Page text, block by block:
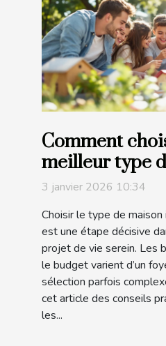
Comment
meilleur type
pour votre
3 janvier 2026 10:34
Choisir le type de
est une étape décisive
projet de vie serein. Les
le budget varient d’un
sélection parfois
cet article des conseils
les...